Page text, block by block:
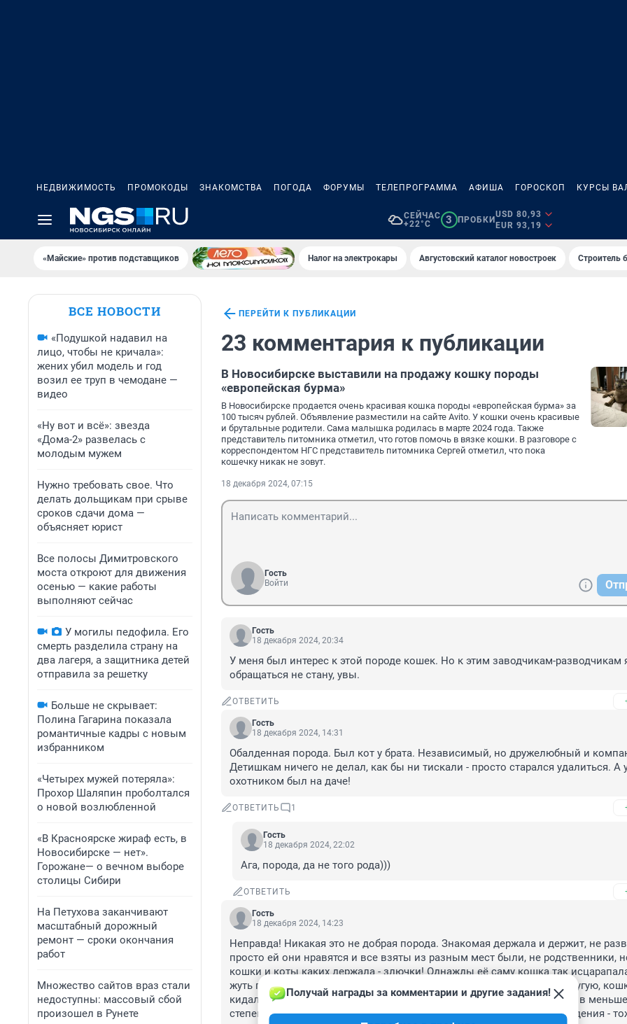
НЕДВИЖИМОСТЬ ПРОМОКОДЫ ЗНАКОМСТВА ПОГОДА ФОРУМЫ ТЕЛЕПРОГРАММА АФИША ГОРОСКОП КУРСЫ
СЕЙЧАС
+22°C
3 ПРОБКИ
USD 80,93
EUR 93,19
«Майские» против подставщиков Налог на электрокары Августовский каталог новостроек Строитель
ВСЕ НОВОСТИ
«Подушкой надавил на
лицо, чтобы не кричала»:
жених убил модель и год
возил ее труп в чемодане —
видео
«Ну вот и всё»: звезда
«Дома-2» развелась с
молодым мужем
Нужно требовать свое. Что
делать дольщикам при срыве
сроков сдачи дома —
объясняет юрист
Все полосы Димитровского
моста откроют для движения
осенью — какие работы
выполняют сейчас
У могилы педофила. Его
смерть разделила страну на
два лагеря, а защитника детей
отправила за решетку
Больше не скрывает:
Полина Гагарина показала
романтичные кадры с новым
избранником
«Четырех мужей потеряла»:
Прохор Шаляпин проболтался
о новой возлюбленной
«В Красноярске жираф есть, в
Новосибирске — нет».
Горожане— о вечном выборе
столицы Сибири
На Петухова заканчивают
масштабный дорожный
ремонт — сроки окончания
работ
Множество сайтов враз стали
недоступны: массовый сбой
произошел в Рунете
ПЕРЕЙТИ К ПУБЛИКАЦИИ
23 комментария к публикации
В Новосибирске выставили на продажу кошку породы
«европейская бурма»
В Новосибирске продается очень красивая кошка породы «европейская бурма» за
100 тысяч рублей. Объявление разместили на сайте Avito. У кошки очень красивые
и брутальные родители. Сама малышка родилась в марте 2024 года. Также
представитель питомника отметил, что готов помочь в вязке кошки. В разговоре с
корреспондентом НГС представитель питомника Сергей отметил, что пока
кошечку никак не зовут.
18 декабря 2024, 07:15
Гость
Войти
Гость
18 декабря 2024, 20:34
У меня был интерес к этой породе кошек. Но к этим заводчикам-разводчикам
обращаться не стану, увы.
ОТВЕТИТЬ
Гость
18 декабря 2024, 14:31
Обалденная порода. Был кот у брата. Независимый, но дружелюбный и
Детишкам ничего не делал, как бы ни тискали - просто старался удалиться. А
охотником был на даче!
ОТВЕТИТЬ 1
Гость
18 декабря 2024, 22:02
Ага, порода, да не того рода)))
ОТВЕТИТЬ
Гость
18 декабря 2024, 14:23
Неправда! Никакая это не добрая порода. Знакомая держала и держит, не
просто ей они нравятся и все взяты из разным мест были, не родственники,
кошки и коты каких держала - злючки! Однажды её саму кошка так
жуть просто ! Гости приходили - кошку хозяйка убирала в комнату другую,
кидалась на ноги под стульями. Остальные тоже злючками были, но в
степени. Сейчас у неё по объявлению взятый выведенный из разведения -
Получай награды за комментарии и другие задания!